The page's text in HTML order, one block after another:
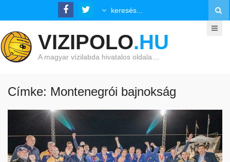
VIZIPOLO.HU
A magyar vízilabda hivatalos oldala…
Címke: Montenegrói bajnokság